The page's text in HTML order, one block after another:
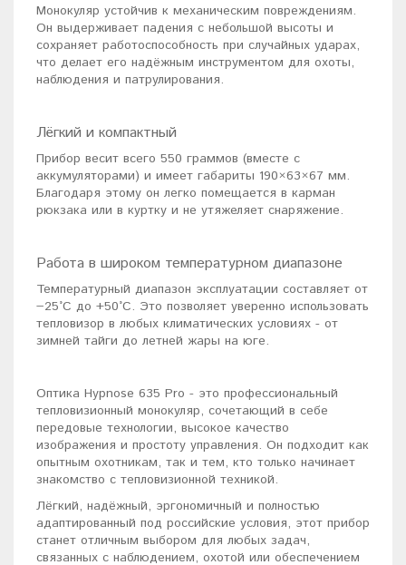
Монокуляр устойчив к механическим повреждениям.
Он выдерживает падения с небольшой высоты и
сохраняет работоспособность при случайных ударах,
что делает его надёжным инструментом для охоты,
наблюдения и патрулирования.
Лёгкий и компактный
Прибор весит всего 550 граммов (вместе с
аккумуляторами) и имеет габариты 190×63×67 мм.
Благодаря этому он легко помещается в карман
рюкзака или в куртку и не утяжеляет снаряжение.
Работа в широком температурном диапазоне
Температурный диапазон эксплуатации составляет от
−25°C до +50°C. Это позволяет уверенно использовать
тепловизор в любых климатических условиях - от
зимней тайги до летней жары на юге.
Оптика Hypnose 635 Pro - это профессиональный
тепловизионный монокуляр, сочетающий в себе
передовые технологии, высокое качество
изображения и простоту управления. Он подходит как
опытным охотникам, так и тем, кто только начинает
знакомство с тепловизионной техникой.
Лёгкий, надёжный, эргономичный и полностью
адаптированный под российские условия, этот прибор
станет отличным выбором для любых задач,
связанных с наблюдением, охотой или обеспечением